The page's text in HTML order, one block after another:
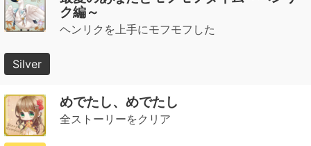
ク編～
ヘンリクを上手にモフモフした
Silver
めでたし、めでたし
全ストーリーをクリア